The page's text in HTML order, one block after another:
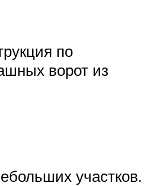
по
ворот из
участков.